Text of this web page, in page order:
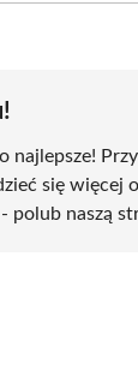
się
polub naszą